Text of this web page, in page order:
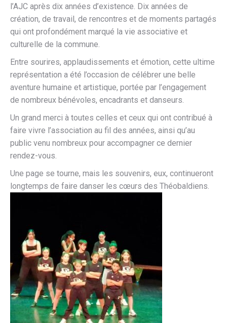
l’AJC après dix années d’existence. Dix années de
création, de travail, de rencontres et de moments partagés
qui ont profondément marqué la vie associative et
culturelle de la commune.
Entre sourires, applaudissements et émotion, cette ultime
représentation a été l’occasion de célébrer une belle
aventure humaine et artistique, portée par l’engagement
de nombreux bénévoles, encadrants et danseurs.
Un grand merci à toutes celles et ceux qui ont contribué à
faire vivre l’association au fil des années, ainsi qu’au
public venu nombreux pour accompagner ce dernier
rendez-vous.
Une page se tourne, mais les souvenirs, eux, continueront
longtemps de faire danser les cœurs des Théobaldiens.